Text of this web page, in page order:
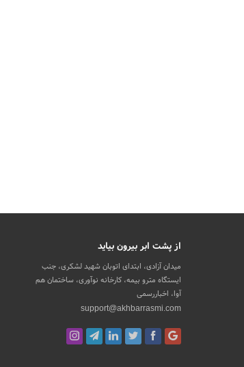
از پشت ابر بیرون بیاید
میدان آزادی، ابتدای اتوبان شهید لشکری، جنب
ایستگاه مترو بیمه، کارخانه نوآوری، ساختمان هم
آوا، اخباررسمی
support@akhbarrasmi.com